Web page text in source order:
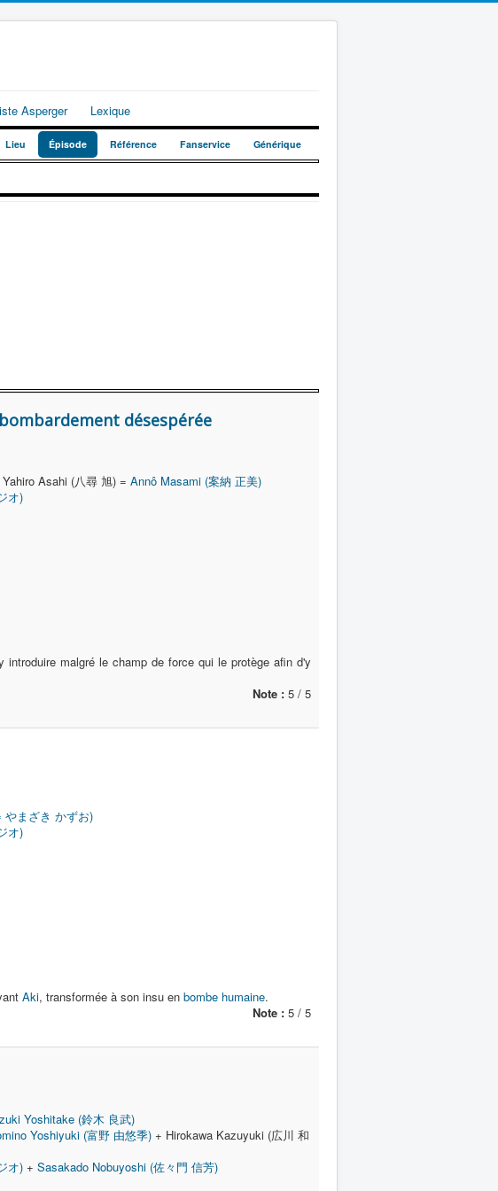
Asperger Lexique
Lieu Épisode Référence Fanservice Générique
désespérée
Yahiro Asahi (八尋 旭) =Annô Masami (案納 正美)
オ)
introduire malgré le champ de force qui le protège afin d'y
Note : 5 / 5
やまざき かずお)
オ)
Aki, transformée à son insu en bombe humaine.
Note : 5 / 5
Yoshitake (鈴木 良武)
Yoshiyuki (富野 由悠季) + Hirokawa Kazuyuki (広川 和
オ) +Sasakado Nobuyoshi (佐々門 信芳)